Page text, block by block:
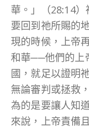
華。」（28:14
要回到祂所賜的
現的時候，上帝
和華──他們的上
國，就足以證明
無論審判或拯救
為的是要讓人知
來說，上帝責備